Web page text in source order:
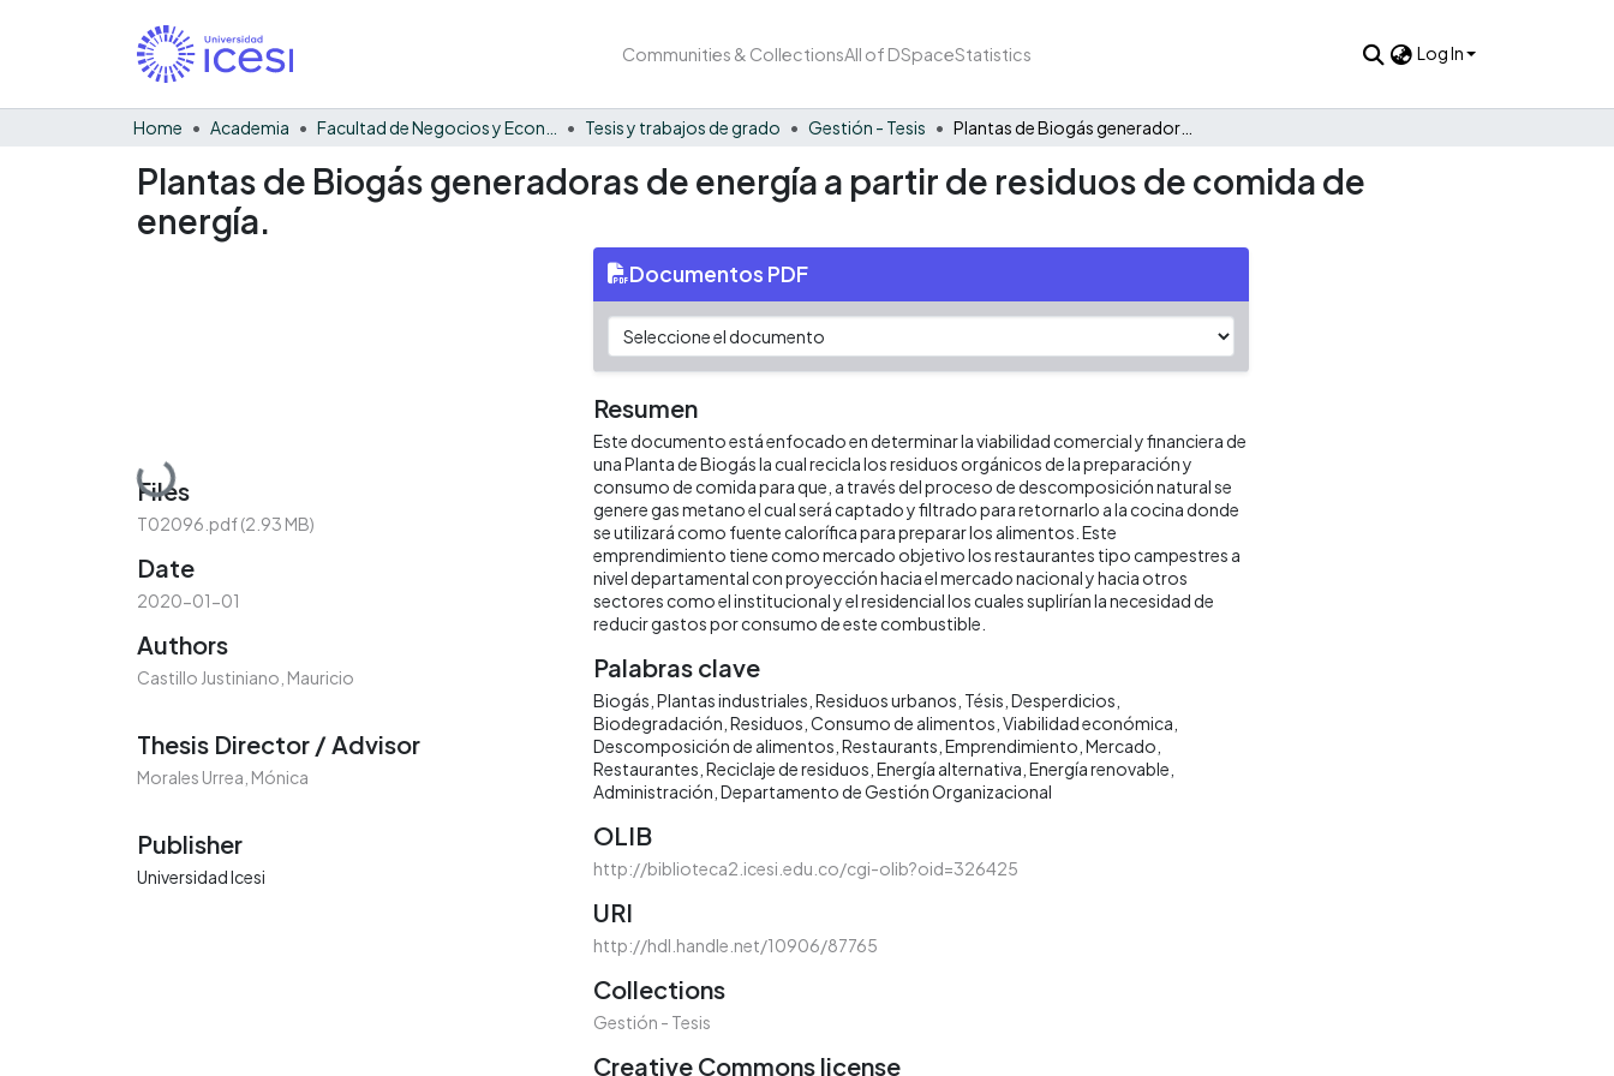
Communities & CollectionsAll of DSpaceStatistics Log In
Home Academia Tesis y trabajos de grado Gestión - Tesis
Plantas de Biogás generadoras de energía a partir de residuos de comida de
energía.
Loading...
Files
T02096.pdf(2.93 MB)
Date
2020-01-01
Authors
Castillo Justiniano, Mauricio
Thesis Director / Advisor
Morales Urrea, Mónica
Publisher
Universidad Icesi
Documentos PDF
Resumen
Este documento está enfocado en determinar la viabilidad comercial y financiera de
una Planta de Biogás la cual recicla los residuos orgánicos de la preparación y
consumo de comida para que, a través del proceso de descomposición natural se
genere gas metano el cual será captado y filtrado para retornarlo a la cocina donde
se utilizará como fuente calorífica para preparar los alimentos. Este
emprendimiento tiene como mercado objetivo los restaurantes tipo campestres a
nivel departamental con proyección hacia el mercado nacional y hacia otros
sectores como el institucional y el residencial los cuales suplirían la necesidad de
reducir gastos por consumo de este combustible.
Palabras clave
Biogás Plantas industriales Residuos urbanos Tésis Desperdicios
Biodegradación Residuos Consumo de alimentos Viabilidad económica
Descomposición de alimentos Restaurants Emprendimiento Mercado
Restaurantes Reciclaje de residuos Energía alternativa Energía renovable
Administración Departamento de Gestión Organizacional
OLIB
http://biblioteca2.icesi.edu.co/cgi-olib?oid=326425
URI
http://hdl.handle.net/10906/87765
Collections
Gestión - Tesis
Creative Commons license